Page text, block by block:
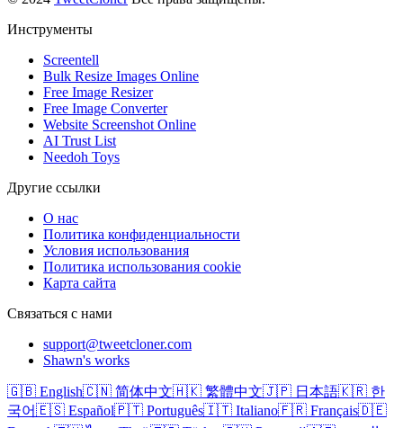
Инструменты
Screentell
Bulk Resize Images Online
Free Image Resizer
Free Image Converter
Website Screenshot Online
AI Trust List
Needoh Toys
Другие ссылки
О нас
Политика конфиденциальности
Условия использования
Политика использования cookie
Карта сайта
Связаться с нами
support@tweetcloner.com
Shawn's works
🇬🇧 English🇨🇳 简体中文🇭🇰 繁體中文🇯🇵 日本語🇰🇷 한
국어🇪🇸 Español🇵🇹 Português🇮🇹 Italiano🇫🇷 Français🇩🇪